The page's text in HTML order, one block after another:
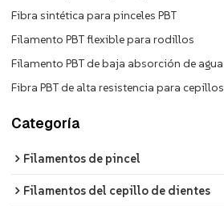
Fibra sintética para pinceles PBT
Filamento PBT flexible para rodillos
Filamento PBT de baja absorción de agua
Fibra PBT de alta resistencia para cepillos
Categoría
Filamentos de pincel
Filamentos del cepillo de dientes